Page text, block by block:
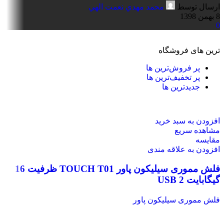
ارسال توسط
محمد مهدي نعمت الهي
8 بهمن 1398
0
ترین های فروشگاه
پر فروش‌ترین ها
پر تخفیف‌ترین ها
جدیدترین ها
افزودن به سبد خرید
مشاهده سریع
مقایسه
افزودن به علاقه مندی
فلش مموری سیلیکون پاور TOUCH T01 ظرفیت 16
گیگابایت USB 2
فلش مموری سیلیکون پاور